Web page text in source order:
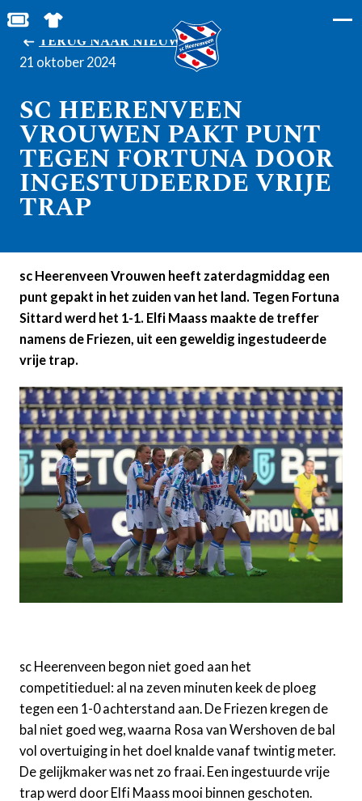
BESTEL JOUW TICKETS
SHOP IN DE FEANSTORE
TERUG NAAR NIEUWS
21 oktober 2024
SC HEERENVEEN
VROUWEN PAKT PUNT
TEGEN FORTUNA DOOR
INGESTUDEERDE VRIJE
TRAP
sc Heerenveen Vrouwen heeft zaterdagmiddag een
punt gepakt in het zuiden van het land. Tegen Fortuna
Sittard werd het 1-1. Elfi Maass maakte de treffer
namens de Friezen, uit een geweldig ingestudeerde
vrije trap.
sc Heerenveen begon niet goed aan het
competitieduel: al na zeven minuten keek de ploeg
tegen een 1-0 achterstand aan. De Friezen kregen de
bal niet goed weg, waarna Rosa van Wershoven de bal
vol overtuiging in het doel knalde vanaf twintig meter.
De gelijkmaker was net zo fraai. Een ingestuurde vrije
trap werd door Elfi Maass mooi binnen geschoten.